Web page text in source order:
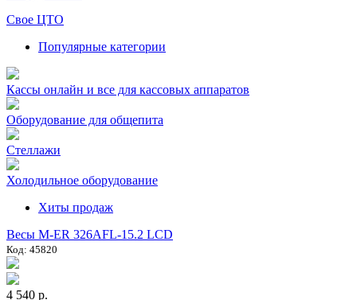
Свое ЦТО
Популярные категории
Кассы онлайн и все для кассовых аппаратов
Оборудование для общепита
Стеллажи
Холодильное оборудование
Хиты продаж
Весы M-ER 326AFL-15.2 LCD
Код: 45820
4 540 р.